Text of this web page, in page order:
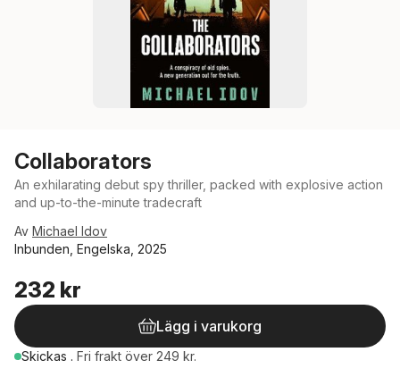
Collaborators
An exhilarating debut spy thriller, packed with explosive action
and up-to-the-minute tradecraft
Av Michael Idov
Inbunden, Engelska, 2025
232 kr
Lägg i varukorg
Skickas . Fri frakt över 249 kr.